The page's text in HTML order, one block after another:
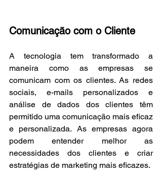
Comunicação com o Cliente
A tecnologia tem transformado a
maneira como as empresas se
comunicam com os clientes. As redes
sociais, e-mails personalizados e
análise de dados dos clientes têm
permitido uma comunicação mais eficaz
e personalizada. As empresas agora
podem entender melhor as
necessidades dos clientes e criar
estratégias de marketing mais eficazes.